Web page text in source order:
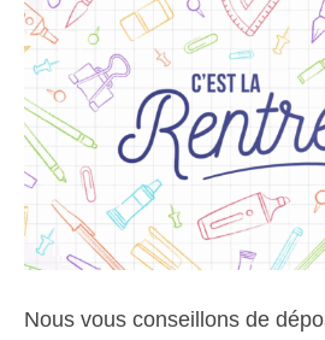
Nous vous conseillons de